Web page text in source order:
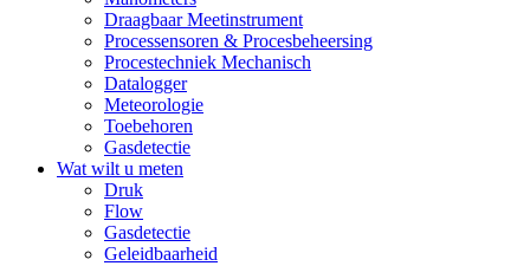
Draagbaar Meetinstrument
Processensoren & Procesbeheersing
Procestechniek Mechanisch
Datalogger
Meteorologie
Toebehoren
Gasdetectie
Wat wilt u meten
Druk
Flow
Gasdetectie
Geleidbaarheid